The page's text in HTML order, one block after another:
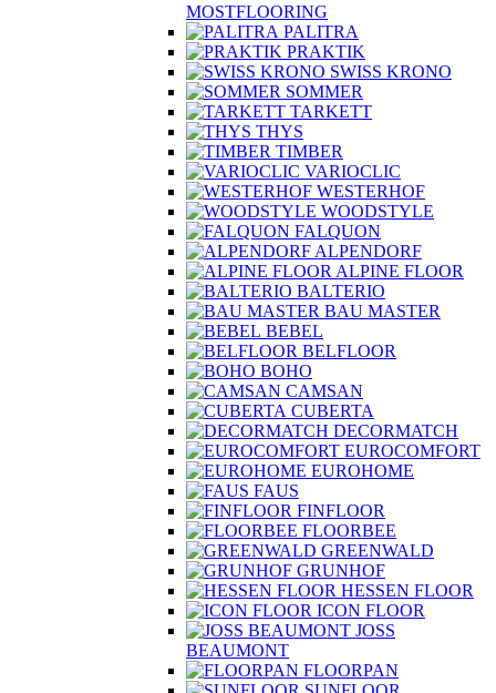
MOSTFLOORING
PALITRA
PRAKTIK
SWISS KRONO
SOMMER
TARKETT
THYS
TIMBER
VARIOCLIC
WESTERHOF
WOODSTYLE
FALQUON
ALPENDORF
ALPINE FLOOR
BALTERIO
BAU MASTER
BEBEL
BELFLOOR
BOHO
CAMSAN
CUBERTA
DECORMATCH
EUROCOMFORT
EUROHOME
FAUS
FINFLOOR
FLOORBEE
GREENWALD
GRUNHOF
HESSEN FLOOR
ICON FLOOR
JOSS
BEAUMONT
FLOORPAN